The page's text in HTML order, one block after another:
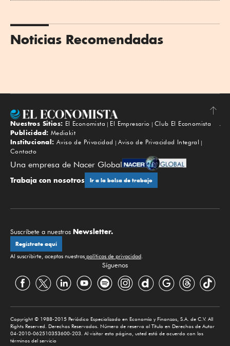
Noticias Recomendadas
Subir
Nuestros Sitios: El Economista El Empresario
Club El Economista
Publicidad: Mediakit
Institucional: Aviso de Privacidad
Aviso de Privacidad Integral
Contacto
Una empresa de Nacer Global
Trabaja con nosotros Ir a la bolsa de trabajo
Suscríbete a nuestros Newsletter.
Regístrate aquí
Al suscribirte, aceptas nuestras políticas de privacidad.
Síguenos
Copyright © 1988-2015 Periódico Especializado en Economía y Finanzas, S.A. de C.V. All
Rights Reserved. Derechos Reservados. Número de reserva al Título en Derechos de Autor
04-2010-062510353600-203. Al visitar esta página, usted está de acuerdo con los
términos del servicio